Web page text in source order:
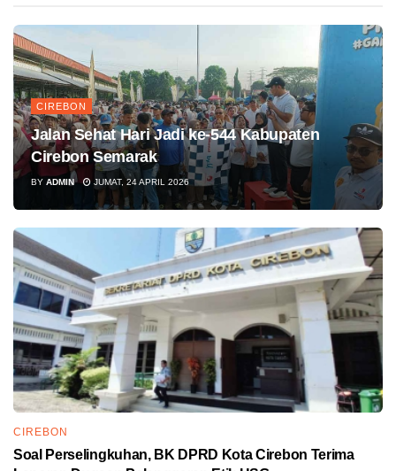
CIREBON
Jalan Sehat Hari Jadi ke-544 Kabupaten
Cirebon Semarak
BY ADMIN JUMAT, 24 APRIL 2026
CIREBON
Soal Perselingkuhan, BK DPRD Kota Cirebon Terima